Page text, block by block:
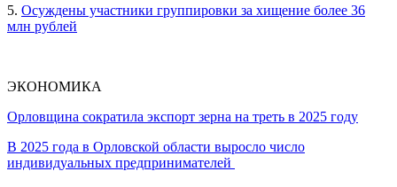
5. Осуждены участники группировки за хищение более 36
млн рублей
ЭКОНОМИКА
Орловщина сократила экспорт зерна на треть в 2025 году
В 2025 года в Орловской области выросло число
индивидуальных предпринимателей